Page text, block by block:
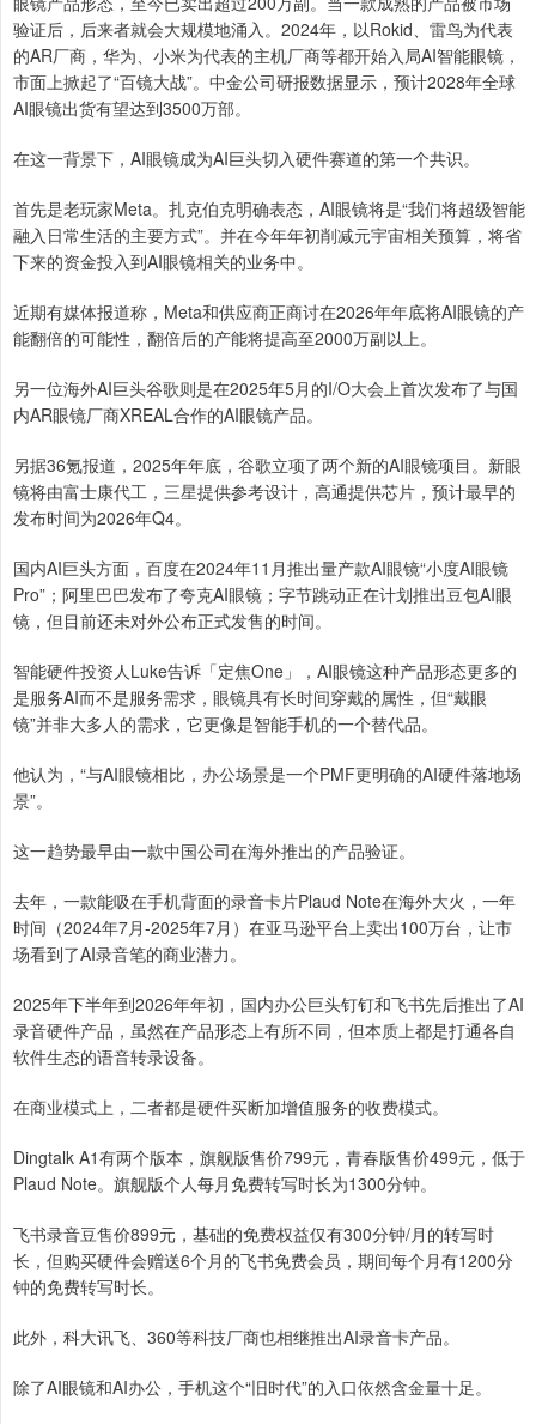
验证后，后来者就会大规模地涌入。2024年，以Rokid、雷鸟为代表
的AR厂商，华为、小米为代表的主机厂商等都开始入局AI智能眼镜，
市面上掀起了“百镜大战”。中金公司研报数据显示，预计2028年全球
AI眼镜出货有望达到3500万部。
在这一背景下，AI眼镜成为AI巨头切入硬件赛道的第一个共识。
首先是老玩家Meta。扎克伯克明确表态，AI眼镜将是“我们将超级智能
融入日常生活的主要方式”。并在今年年初削减元宇宙相关预算，将省
下来的资金投入到AI眼镜相关的业务中。
近期有媒体报道称，Meta和供应商正商讨在2026年年底将AI眼镜的产
能翻倍的可能性，翻倍后的产能将提高至2000万副以上。
另一位海外AI巨头谷歌则是在2025年5月的I/O大会上首次发布了与国
内AR眼镜厂商XREAL合作的AI眼镜产品。
另据36氪报道，2025年年底，谷歌立项了两个新的AI眼镜项目。新眼
镜将由富士康代工，三星提供参考设计，高通提供芯片，预计最早的
发布时间为2026年Q4。
国内AI巨头方面，百度在2024年11月推出量产款AI眼镜“小度AI眼镜
Pro”；阿里巴巴发布了夸克AI眼镜；字节跳动正在计划推出豆包AI眼
镜，但目前还未对外公布正式发售的时间。
智能硬件投资人Luke告诉「定焦One」，AI眼镜这种产品形态更多的
是服务AI而不是服务需求，眼镜具有长时间穿戴的属性，但“戴眼
镜”并非大多人的需求，它更像是智能手机的一个替代品。
他认为，“与AI眼镜相比，办公场景是一个PMF更明确的AI硬件落地场
景”。
这一趋势最早由一款中国公司在海外推出的产品验证。
去年，一款能吸在手机背面的录音卡片Plaud Note在海外大火，一年
时间（2024年7月-2025年7月）在亚马逊平台上卖出100万台，让市
场看到了AI录音笔的商业潜力。
2025年下半年到2026年年初，国内办公巨头钉钉和飞书先后推出了AI
录音硬件产品，虽然在产品形态上有所不同，但本质上都是打通各自
软件生态的语音转录设备。
在商业模式上，二者都是硬件买断加增值服务的收费模式。
Dingtalk A1有两个版本，旗舰版售价799元，青春版售价499元，低于
Plaud Note。旗舰版个人每月免费转写时长为1300分钟。
飞书录音豆售价899元，基础的免费权益仅有300分钟/月的转写时
长，但购买硬件会赠送6个月的飞书免费会员，期间每个月有1200分
钟的免费转写时长。
此外，科大讯飞、360等科技厂商也相继推出AI录音卡产品。
除了AI眼镜和AI办公，手机这个“旧时代”的入口依然含金量十足。